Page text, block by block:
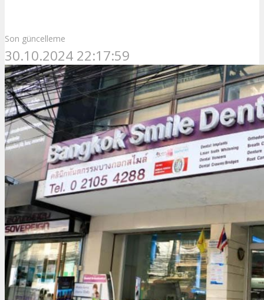
Son güncelleme
30.10.2024 22:17:59